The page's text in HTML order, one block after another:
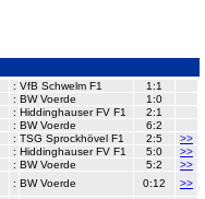
: VfB Schwelm F1
1:1
: BW Voerde
1:0
: Hiddinghauser FV F1
2:1
: BW Voerde
6:2
: TSG Sprockhövel F1 2:5
>>
: Hiddinghauser FV F1 5:0
>>
: BW Voerde 5:2
>>
: BW Voerde 0:12 >>